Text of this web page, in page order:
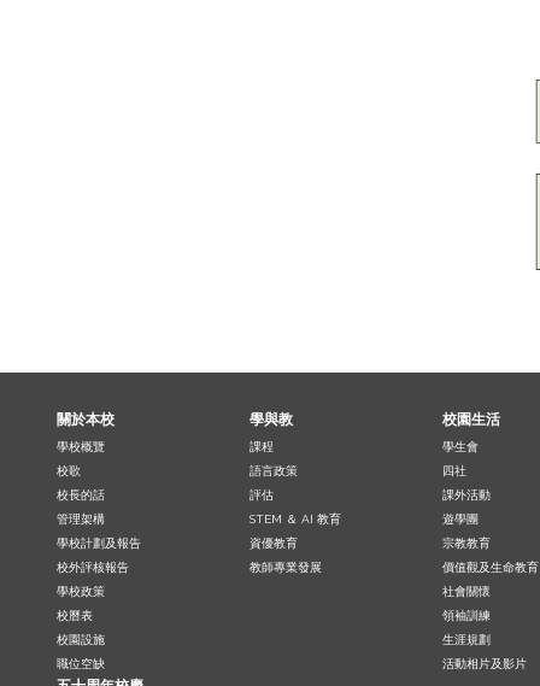
關於本校
學校概覽
校歌
校長的話
管理架構
學校計劃及報告
校外評核報告
學校政策
校曆表
校園設施
職位空缺
學與教
課程
語言政策
評估
STEM ＆ AI 教育
資優教育
教師專業發展
校園生活
學生會
四社
課外活動
遊學團
宗教教育
價值觀及生命教育
社會關懷
領袖訓練
生涯規劃
活動相片及影片